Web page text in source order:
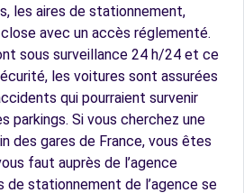
les aires de stationnement,
avec un accès réglementé.
sous surveillance 24 h/24 et ce
les voitures sont assurées
qui pourraient survenir
parkings. Si vous cherchez une
des gares de France, vous êtes
faut auprès de l’agence
de stationnement de l’agence se